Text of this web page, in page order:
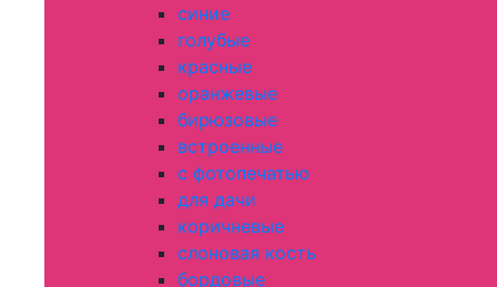
синие
голубые
красные
оранжевые
бирюзовые
встроенные
с фотопечатью
для дачи
коричневые
слоновая кость
бордовые